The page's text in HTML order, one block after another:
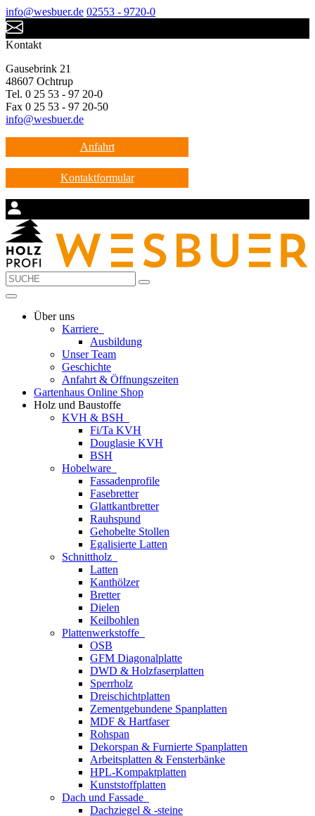
info@wesbuer.de 02553 - 9720-0
Kontakt
Gausebrink 21
48607 Ochtrup
Tel. 0 25 53 - 97 20-0
Fax 0 25 53 - 97 20-50
info@wesbuer.de
Anfahrt
Kontaktformular
Über uns
Karriere
Ausbildung
Unser Team
Geschichte
Anfahrt & Öffnungszeiten
Gartenhaus Online Shop
Holz und Baustoffe
KVH & BSH
Fi/Ta KVH
Douglasie KVH
BSH
Hobelware
Fassadenprofile
Fasebretter
Glattkantbretter
Rauhspund
Gehobelte Stollen
Egalisierte Latten
Schnittholz
Latten
Kanthölzer
Bretter
Dielen
Keilbohlen
Plattenwerkstoffe
OSB
GFM Diagonalplatte
DWD & Holzfaserplatten
Sperrholz
Dreischichtplatten
Zementgebundene Spanplatten
MDF & Hartfaser
Rohspan
Dekorspan & Furnierte Spanplatten
Arbeitsplatten & Fensterbänke
HPL-Kompaktplatten
Kunststoffplatten
Dach und Fassade
Dachziegel & -steine